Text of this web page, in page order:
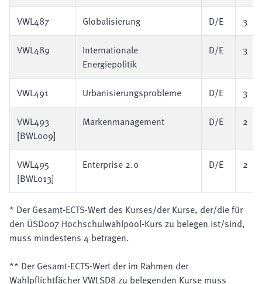
VWL487 Globalisierung D/E 3
VWL489
Internationale
Energiepolitik
D/E 3
VWL491 Urbanisierungsprobleme D/E 3
VWL493
[BWL009]
Markenmanagement D/E 2
VWL495
[BWL013]
Enterprise 2.0 D/E 2
* Der Gesamt-ECTS-Wert des Kurses/der Kurse, der/die für
den ÜSD007 Hochschulwahlpool-Kurs zu belegen ist/sind,
muss mindestens 4 betragen.
** Der Gesamt-ECTS-Wert der im Rahmen der
Wahlpflichtfächer VWLSD8 zu belegenden Kurse muss